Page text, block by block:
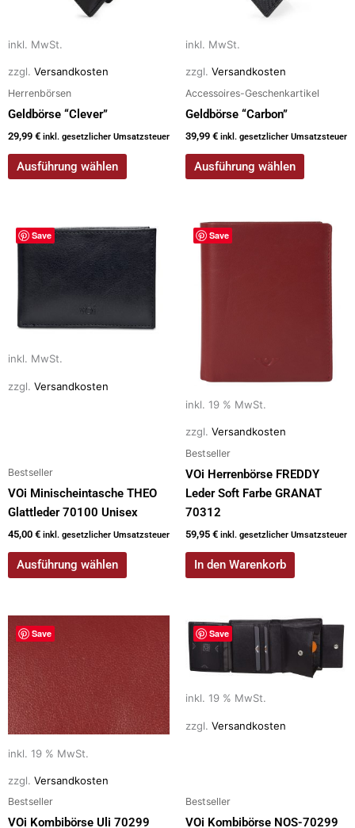
inkl. MwSt.
zzgl. Versandkosten
Herrenbörsen
Geldbörse “Clever”
29,99 € inkl. gesetzlicher Umsatzsteuer
Ausführung wählen
auf
Produktseite
gewählt
werden
inkl. MwSt.
zzgl. Versandkosten
Accessoires-Geschenkartikel
Geldbörse “Carbon”
39,99 € inkl. gesetzlicher Umsatzsteuer
Ausführung wählen
auf
Produktseite
gewählt
werden
Save
inkl. MwSt.
zzgl. Versandkosten
Bestseller
VOi Minischeintasche THEO
Glattleder 70100 Unisex
45,00 € inkl. gesetzlicher Umsatzsteuer
Ausführung wählen
Dieses
Produkt
weist
Varianten
auf.
Optionen
auf
werden
Save
inkl. 19 % MwSt.
zzgl. Versandkosten
Bestseller
VOi Herrenbörse FREDDY
Leder Soft Farbe GRANAT
70312
59,95 € inkl. gesetzlicher Umsatzsteuer
In den Warenkorb
Save
inkl. 19 % MwSt.
zzgl. Versandkosten
Bestseller
VOi Kombibörse Uli 70299
Save
inkl. 19 % MwSt.
zzgl. Versandkosten
Bestseller
VOi Kombibörse NOS-70299